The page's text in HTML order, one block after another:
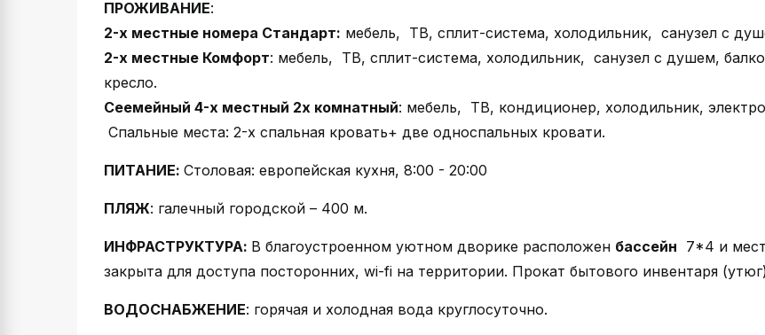
ПРОЖИВАНИЕ:
2-х местные номера Стандарт: мебель, ТВ, сплит-система, холодильник, санузел с
2-х местные Комфорт: мебель, ТВ, сплит-система, холодильник, санузел с душем,
кресло.
Сеемейный 4-х местный 2х комнатный: мебель, ТВ, кондиционер, холодильник,
Спальные места: 2-х спальная кровать+ две односпальных кровати.
ПИТАНИЕ: Столовая: европейская кухня, 8:00 - 20:00
ПЛЯЖ: галечный городской – 400 м.
ИНФРАСТРУКТУРА: В благоустроенном уютном дворике расположен бассейн 7*4 и
закрыта для доступа посторонних, wi-fi на территории. Прокат бытового инвентаря
ВОДОСНАБЖЕНИЕ: горячая и холодная вода круглосуточно.